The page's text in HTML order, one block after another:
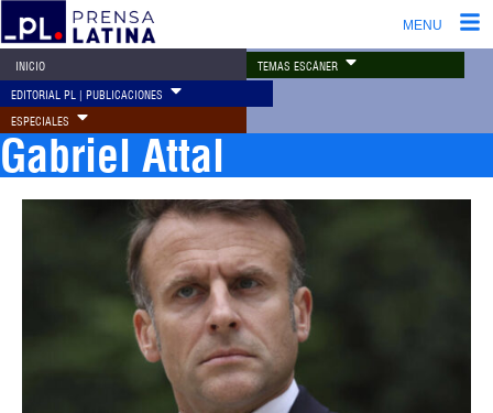
MENU
INICIO TEMAS ESCÁNER
EDITORIAL PL | PUBLICACIONES
ESPECIALES
Gabriel Attal